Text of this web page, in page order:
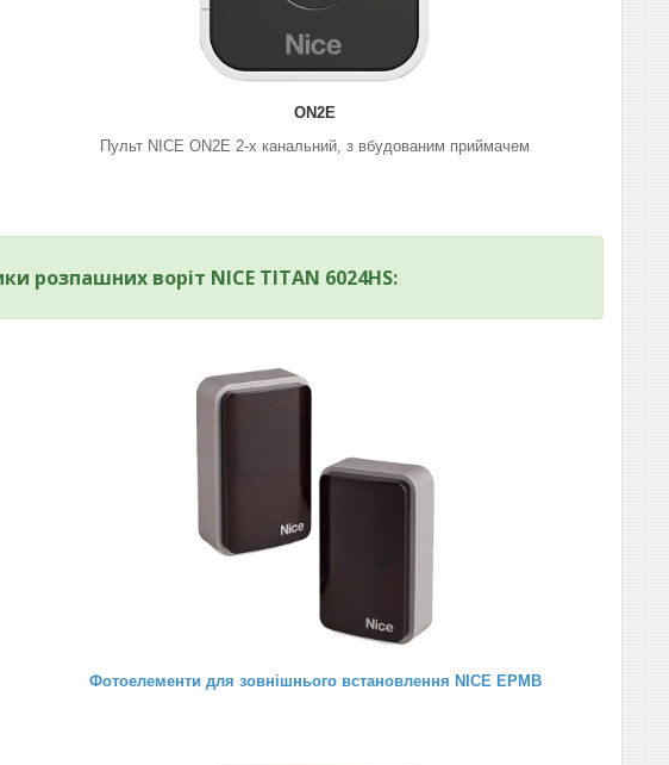
ON2E
Пульт NICE ON2E 2-х канальний, з вбудованим приймачем
воріт NICE TITAN 6024HS:
Фотоелементи для зовнішнього встановлення NICE EPMB